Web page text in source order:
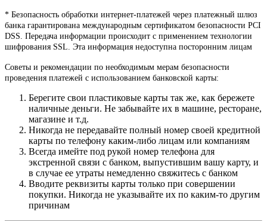
* Безопасность обработки интернет-платежей через платежный шлюз
банка гарантирована международным сертификатом безопасности PCI
DSS. Передача информации происходит с применением технологии
шифрования SSL. Эта информация недоступна посторонним лицам
Советы и рекомендации по необходимым мерам безопасности
проведения платежей с использованием банковской карты:
Берегите свои пластиковые карты так же, как бережете
наличные деньги. Не забывайте их в машине, ресторане,
магазине и т.д.
Никогда не передавайте полный номер своей кредитной
карты по телефону каким-либо лицам или компаниям
Всегда имейте под рукой номер телефона для
экстренной связи с банком, выпустившим вашу карту, и
в случае ее утраты немедленно свяжитесь с банком
Вводите реквизиты карты только при совершении
покупки. Никогда не указывайте их по каким-то другим
причинам